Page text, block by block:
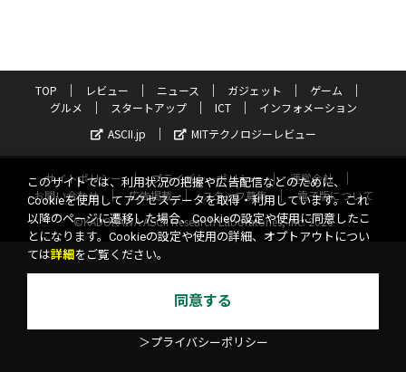
TOP レビュー ニュース ガジェット
ゲーム
グルメ
スタートアップ ICT
インフォメーション
ASCII.jp
MITテクノロジーレビュー
サイトポリシー プライバシーポリシー
運営会社
お問い合わせ
広告掲載 スタッフ募集
電子版について
©KADOKAWA ASCII Research Laboratories, Inc. 2026
このサイトでは、利用状況の把握や広告配信などのために、
Cookieを使用してアクセスデータを取得・利用しています。これ
以降のページに遷移した場合、Cookieの設定や使用に同意したこ
とになります。Cookieの設定や使用の詳細、オプトアウトについ
ては詳細 をご覧ください。
同意する
＞プライバシーポリシー